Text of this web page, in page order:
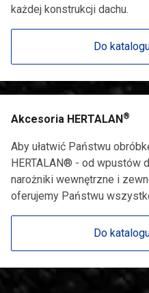
każdej konstrukcji dachu.
Do
Akcesoria HERTALAN®
Aby ułatwić Państwu
HERTALAN® - od wpustów
narożniki wewnętrzne i
oferujemy Państwu
Do